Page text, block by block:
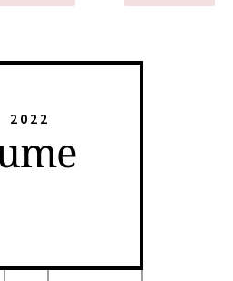
2022